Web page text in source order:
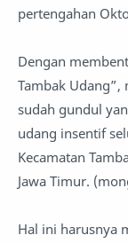
pertengahan
Dengan
Tambak Udang”,
sudah gundul
udang insentif
Kecamatan
Jawa Timur.
Hal ini harusnya